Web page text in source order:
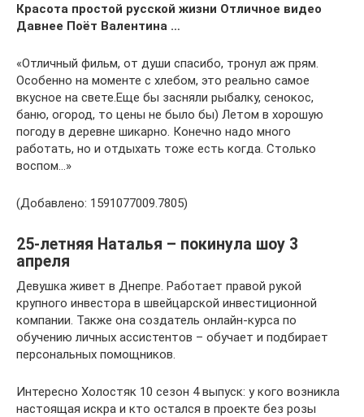
Красота простой русской жизни Отличное видео
Давнее Поёт Валентина …
«Отличный фильм, от души спасибо, тронул аж прям.
Особенно на моменте с хлебом, это реально самое
вкусное на свете.Еще бы засняли рыбалку, сенокос,
баню, огород, то цены не было бы) Летом в хорошую
погоду в деревне шикарно. Конечно надо много
работать, но и отдыхать тоже есть когда. Столько
воспом…»
(Добавлено: 1591077009.7805)
25-летняя Наталья – покинула шоу 3
апреля
Девушка живет в Днепре. Работает правой рукой
крупного инвестора в швейцарской инвестиционной
компании. Также она создатель онлайн-курса по
обучению личных ассистентов – обучает и подбирает
персональных помощников.
Интересно Холостяк 10 сезон 4 выпуск: у кого возникла
настоящая искра и кто остался в проекте без розы